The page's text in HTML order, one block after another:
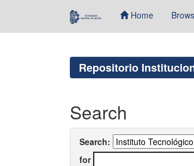
Home
Repositorio
Search
Search:
for